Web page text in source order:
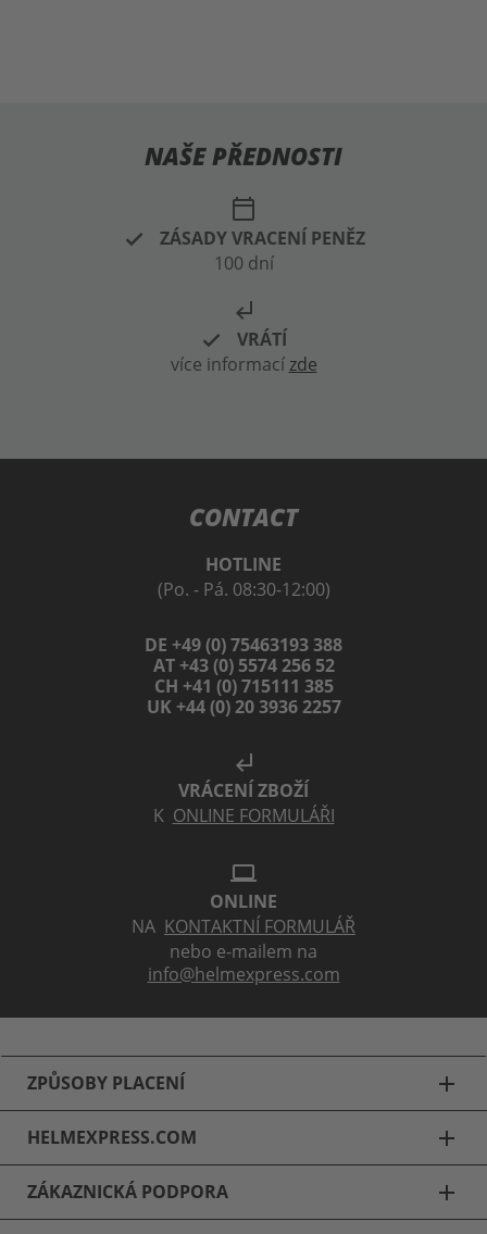
NAŠE PŘEDNOSTI
calendar_today
ZÁSADY VRACENÍ PENĚZ
100 dní
subdirectory_arrow_left
VRÁTÍ
více informacízde
CONTACT
HOTLINE
(Po. - Pá. 08:30-12:00)
DE +49 (0) 75463193 388
AT +43 (0) 5574 256 52
CH +41 (0) 715111 385
UK +44 (0) 20 3936 2257
subdirectory_arrow_left
VRÁCENÍ ZBOŽÍ
K ONLINE FORMULÁŘI
laptop
ONLINE
NA KONTAKTNÍ FORMULÁŘ
nebo e-mailem na
info@helmexpress.com
ZPŮSOBY PLACENÍ add
HELMEXPRESS.COM add
ZÁKAZNICKÁ PODPORA add